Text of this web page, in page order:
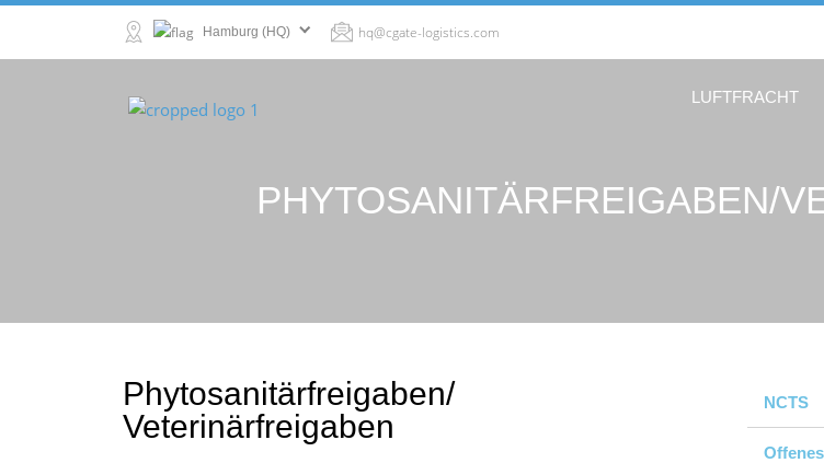
Hamburg (HQ) hq@cgate-logistics.com
LUFTFRACHT
PHYTOSANITÄRFREIGABEN/
Phytosanitärfreigaben/
Veterinärfreigaben
NCTS